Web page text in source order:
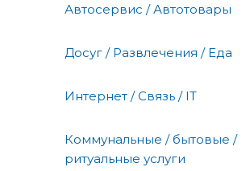
Автосервис / Автотовары
Досуг / Развлечения / Еда
Интернет / Связь / IT
Коммунальные / бытовые /
ритуальные услуги